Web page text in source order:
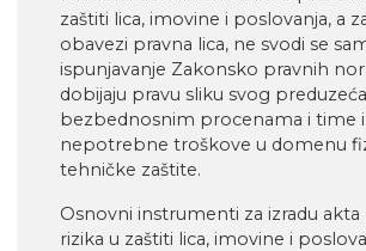
zaštiti lica, imovine i poslovanja, a
obavezi pravna lica, ne svodi se
ispunjavanje Zakonsko pravnih
dobijaju pravu sliku svog
bezbednosnim procenama i time
nepotrebne troškove u domenu
tehničke zaštite.
Osnovni instrumenti za izradu
rizika u zaštiti lica, imovine i